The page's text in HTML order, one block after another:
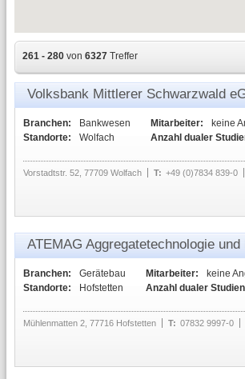
261 - 280 von 6327 Treffer
Volksbank Mittlerer Schwarzwald
Branchen:
Bankwesen
Standorte:
Wolfach
Mitarbeiter:
keine
Anzahl dualer
Vorstadtstr. 52, 77709 Wolfach T: +49 (0)7834 839-0
ATEMAG Aggregatetechnologie
Branchen:
Gerätebau
Standorte:
Hofstetten
Mitarbeiter:
keine
Anzahl dualer
Mühlenmatten 2, 77716 Hofstetten T: 07832 9997-0